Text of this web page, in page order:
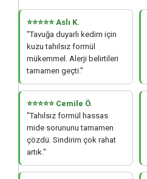
⭐⭐⭐⭐⭐ Aslı K.
"Tavuğa duyarlı kedim için
kuzu tahılsız formül
mükemmel. Alerji belirtileri
tamamen geçti."
⭐⭐⭐⭐⭐ Cemile Ö.
"Tahılsız formül hassas
mide sorununu tamamen
çözdü. Sindirim çok rahat
artık."